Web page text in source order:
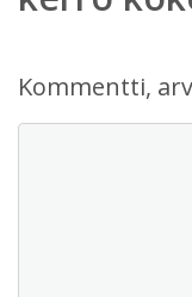
Kommentti,